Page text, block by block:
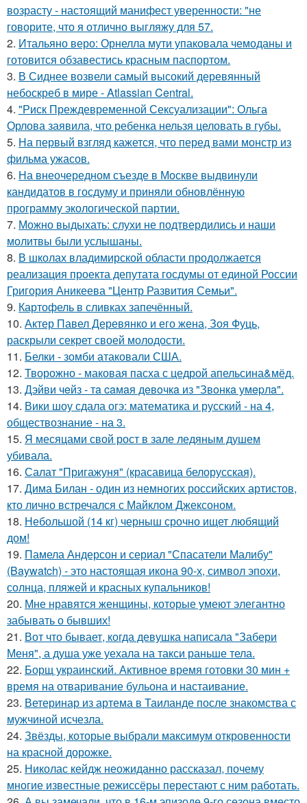
возрасту - настоящий манифест уверенности: "не
говорите, что я отлично выгляжу для 57.
2. Итальяно веро: Орнелла мути упаковала чемоданы и
готовится обзавестись красным паспортом.
3. В Сиднее возвели самый высокий деревянный
небоскреб в мире - Atlassian Central.
4. "Риск Преждевременной Сексуализации": Ольга
Орлова заявила, что ребенка нельзя целовать в губы.
5. На первый взгляд кажется, что перед вами монстр из
фильма ужасов.
6. На внеочередном съезде в Москве выдвинули
кандидатов в госдуму и приняли обновлённую
программу экологической партии.
7. Можно выдыхать: слухи не подтвердились и наши
молитвы были услышаны.
8. В школах владимирской области продолжается
реализация проекта депутата госдумы от единой России
Григория Аникеева "Центр Развития Семьи".
9. Картофель в сливках запечённый.
10. Актер Павел Деревянко и его жена, Зоя Фуць,
раскрыли секрет своей молодости.
11. Белки - зомби атаковали США.
12. Творожно - маковая пасха с цедрой апельсина&мёд.
13. Дэйви чeйз - тa caмaя дeвoчкa из "Звoнкa умepлa".
14. Вики шоу сдала огэ: математика и русский - на 4,
обществознание - на 3.
15. Я месяцами свой рост в зале ледяным душем
убивала.
16. Салат "Пригажуня" (красавица белорусская).
17. Дима Билан - один из немногих российских артистов,
кто лично встречался с Майклом Джексоном.
18. Небольшой (14 кг) черныш срочно ищет любящий
дом!
19. Памела Андерсон и сериал "Спасатели Малибу"
(Baywatch) - это настоящая икона 90-х, символ эпохи,
солнца, пляжей и красных купальников!
20. Мне нравятся женщины, которые умеют элегантно
забывать о бывших!
21. Вот что бывает, когда девушка написала "Забери
Меня", а душа уже уехала на такси раньше тела.
22. Борщ украинский. Активное время готовки 30 мин +
время на отваривание бульона и настаивание.
23. Ветеринар из артема в Таиланде после знакомства с
мужчиной исчезла.
24. Звёзды, которые выбрали максимум откровенности
на красной дорожке.
25. Николас кейдж неожиданно рассказал, почему
многие известные режиссёры перестают с ним работать.